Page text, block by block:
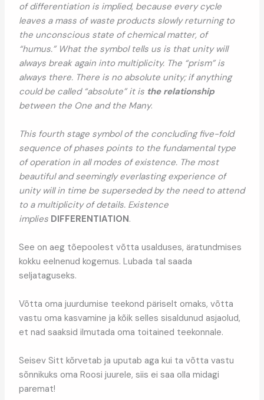
of differentiation is implied, because every cycle
leaves a mass of waste products slowly returning to
the unconscious state of chemical matter, of
“humus.” What the symbol tells us is that unity will
always break again into multiplicity. The “prism” is
always there. There is no absolute unity; if anything
could be called “absolute” it is the relationship
between the One and the Many.
This fourth stage symbol of the concluding five-fold
sequence of phases points to the fundamental type
of operation in all modes of existence. The most
beautiful and seemingly everlasting experience of
unity will in time be superseded by the need to attend
to a multiplicity of details. Existence
implies DIFFERENTIATION.
See on aeg tõepoolest võtta usalduses, äratundmises
kokku eelnenud kogemus. Lubada tal saada
seljataguseks.
Võtta oma juurdumise teekond päriselt omaks, võtta
vastu oma kasvamine ja kõik selles sisaldunud asjaolud,
et nad saaksid ilmutada oma toitained teekonnale.
Seisev Sitt kõrvetab ja uputab aga kui ta võtta vastu
sõnnikuks oma Roosi juurele, siis ei saa olla midagi
paremat!